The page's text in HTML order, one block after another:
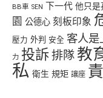
BB車 SEN 下一代 他只是
園 公德心 刻板印象
壓力 外判 安全 客人是
力 投訴排隊 教
私 衛生 規矩 讓座